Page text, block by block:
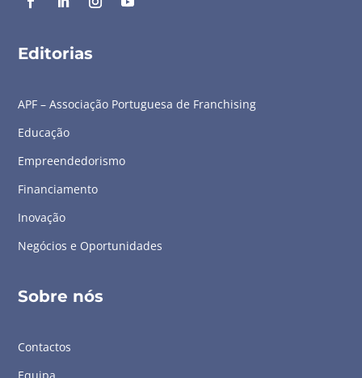
Editorias
APF – Associação Portuguesa de Franchising
Educação
Empreendedorismo
Financiamento
Inovação
Negócios e Oportunidades
Sobre nós
Contactos